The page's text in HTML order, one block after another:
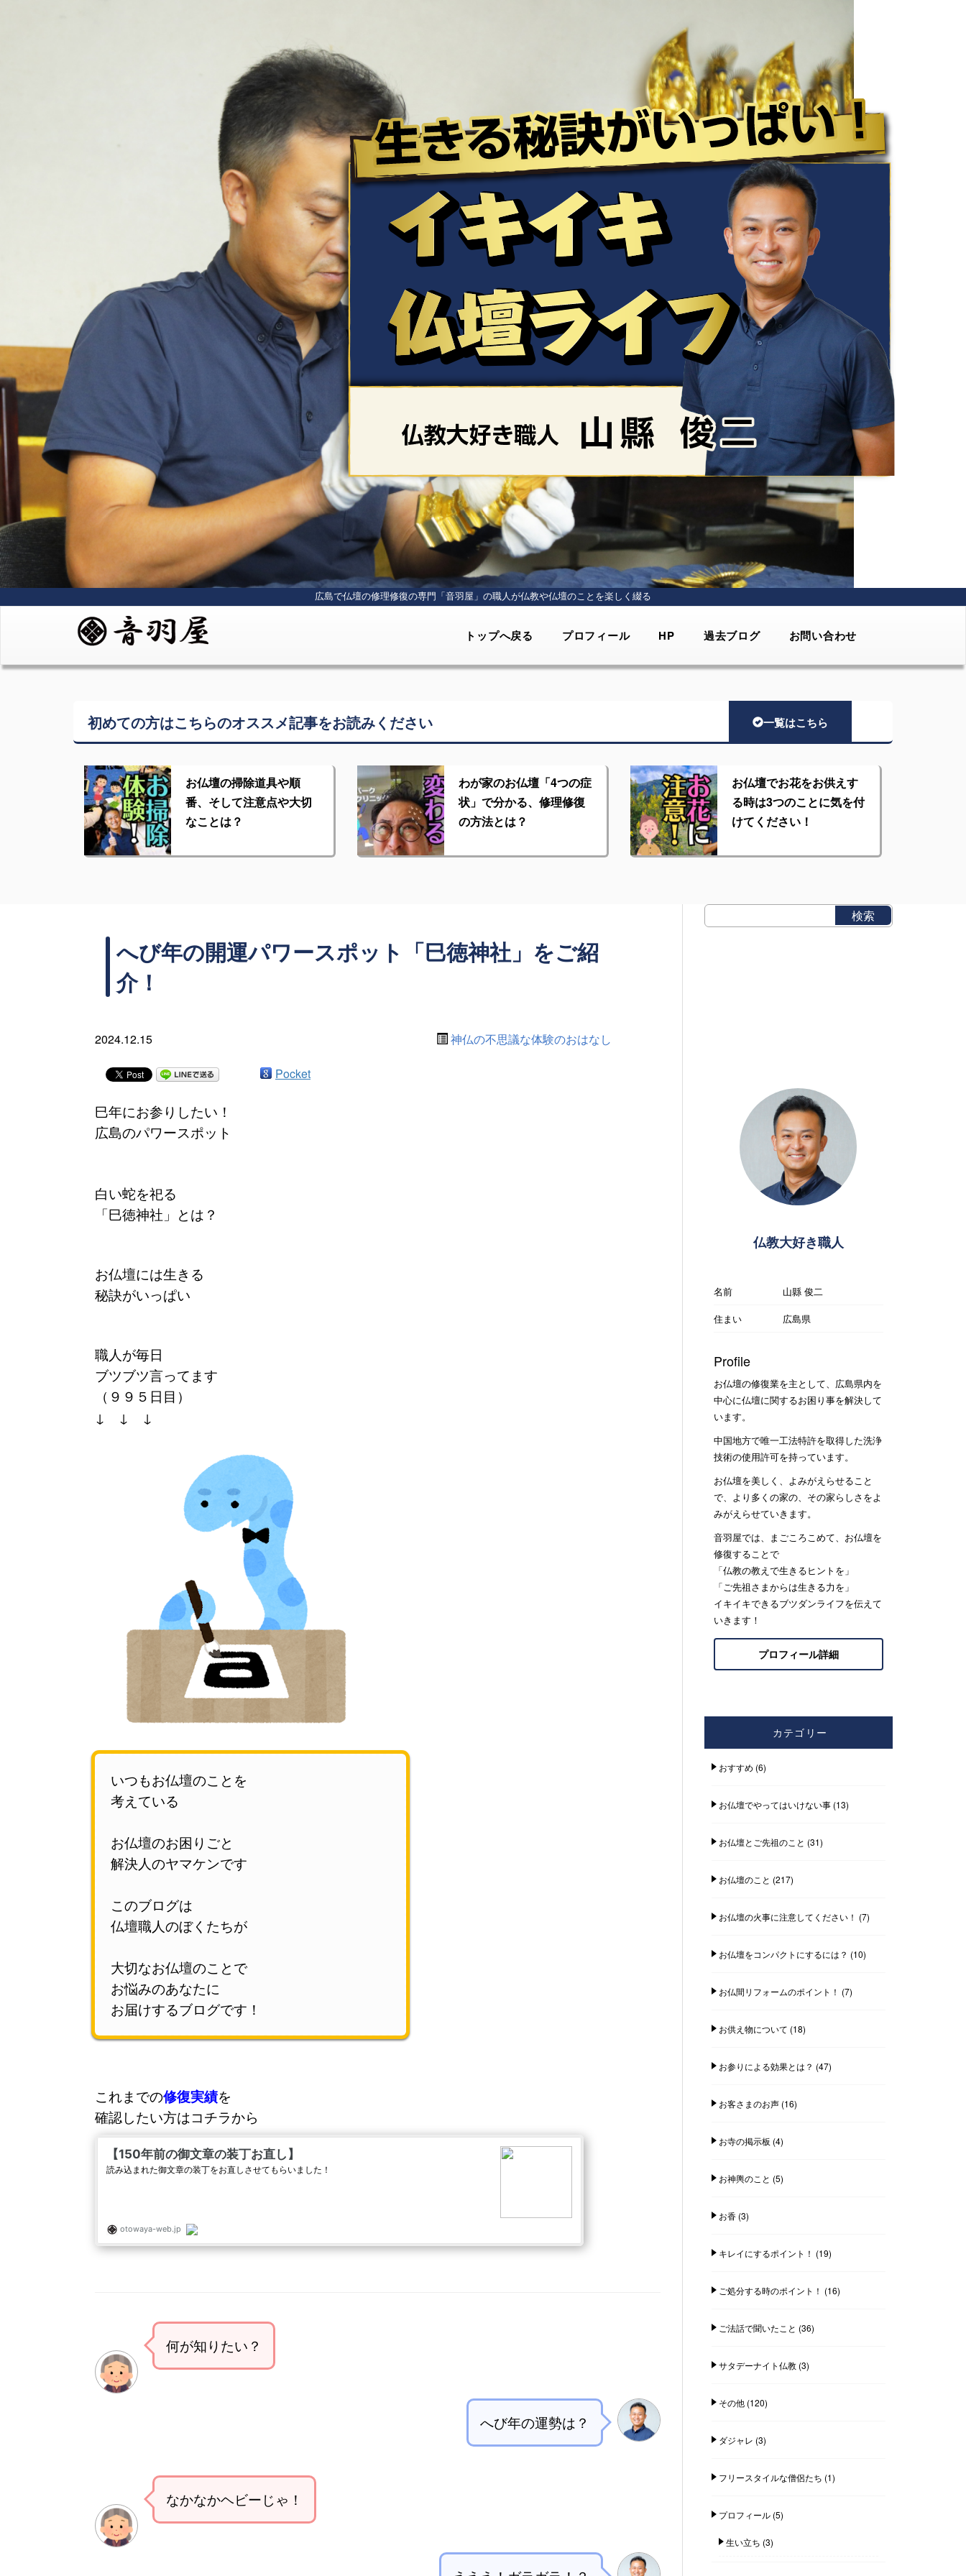
広島で仏壇の修理修復の専門「音羽屋」の職人が仏教や仏壇のことを楽しく綴る
トップへ戻る プロフィール HP 過去ブログ お問い合わせ
初めての方はこちらのオススメ記事をお読みください 一覧はこちら
お仏壇の掃除道具や順
番、そして注意点や大切
なことは？
わが家のお仏壇「4つの症
状」で分かる、修理修復
の方法とは？
お仏壇でお花をお供えす
る時は3つのことに気を付
けてください！
へび年の開運パワースポット「巳徳神社」をご紹
介！
2024.12.15 神仏の不思議な体験のおはなし
Pocket
巳年にお参りしたい！
広島のパワースポット
白い蛇を祀る
「巳徳神社」とは？
お仏壇には生きる
秘訣がいっぱい
職人が毎日
ブツブツ言ってます
（９９５日目）
↓ ↓ ↓
いつもお仏壇のことを
考えている
お仏壇のお困りごと
解決人のヤマケンです
このブログは
仏壇職人のぼくたちが
大切なお仏壇のことで
お悩みのあなたに
お届けするブログです！
これまでの修復実績を
確認したい方はコチラから
何が知りたい？
へび年の運勢は？
なかなかヘビーじゃ！
仏教大好き職人
名前
山縣 俊二
住まい
広島県
Profile
お仏壇の修復業を主として、広島県内を
中心に仏壇に関するお困り事を解決して
います。
中国地方で唯一工法特許を取得した洗浄
技術の使用許可を持っています。
お仏壇を美しく、よみがえらせること
で、より多くの家の、その家らしさをよ
みがえらせていきます。
音羽屋では、まごころこめて、お仏壇を
修復することで
「仏教の教えで生きるヒントを」
「ご先祖さまからは生きる力を」
イキイキできるブツダンライフを伝えて
いきます！
プロフィール詳細
カテゴリー
おすすめ (6)
お仏壇でやってはいけない事(13)
お仏壇とご先祖のこと (31)
お仏壇のこと (217)
お仏壇の火事に注意してください！ (7)
お仏壇をコンパクトにするには？ (10)
お仏間リフォームのポイント！ (7)
お供え物について (18)
お参りによる効果とは？ (47)
お客さまのお声(16)
お寺の掲示板 (4)
お神輿のこと (5)
お香(3)
キレイにするポイント！ (19)
ご処分する時のポイント！ (16)
ご法話で聞いたこと (36)
サタデーナイト仏教(3)
その他(120)
ダジャレ (3)
フリースタイルな僧侶たち (1)
プロフィール(5)
生い立ち (3)